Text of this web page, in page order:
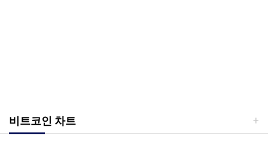
비트코인 차트